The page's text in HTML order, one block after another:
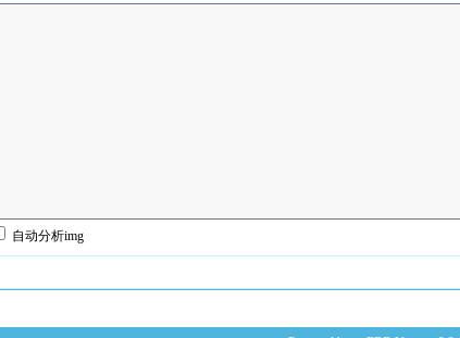
自动分析img